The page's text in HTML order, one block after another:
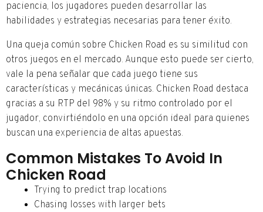
paciencia, los jugadores pueden desarrollar las
habilidades y estrategias necesarias para tener éxito.
Una queja común sobre Chicken Road es su similitud con
otros juegos en el mercado. Aunque esto puede ser cierto,
vale la pena señalar que cada juego tiene sus
características y mecánicas únicas. Chicken Road destaca
gracias a su RTP del 98% y su ritmo controlado por el
jugador, convirtiéndolo en una opción ideal para quienes
buscan una experiencia de altas apuestas.
Common Mistakes To Avoid In
Chicken Road
Trying to predict trap locations
Chasing losses with larger bets